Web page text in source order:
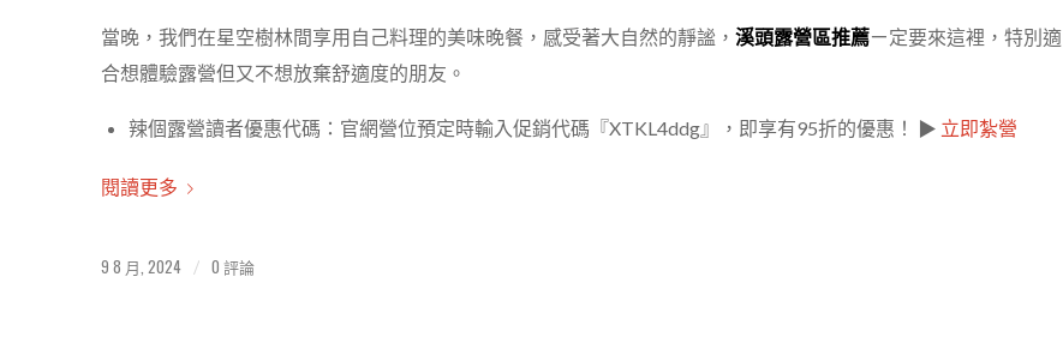
當晚，我們在星空樹林間享用自己料理的美味晚餐，感受著大自然的靜謐， 溪頭露營區推薦ㄧ定要來這裡，特別適
合想體驗露營但又不想放棄舒適度的朋友。
辣個露營讀者優惠代碼：官網營位預定時輸入促銷代碼『XTKL4ddg』，即享有95折的優惠！ ▶ 立即紮營
閱讀更多
9 8 月, 2024 / 0 評論